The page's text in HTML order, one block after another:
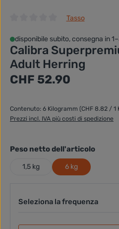
Tasso
disponibile subito, consegna in
Calibra
Adult Herring
Prezzo normale:
CHF 52.90
Contenuto: 6 Kilogramm (CHF 8.82 / 1
Prezzi incl. IVA più costi di spedizione
Peso netto dell'articolo
1,5 kg 6 kg
Seleziona la frequenza